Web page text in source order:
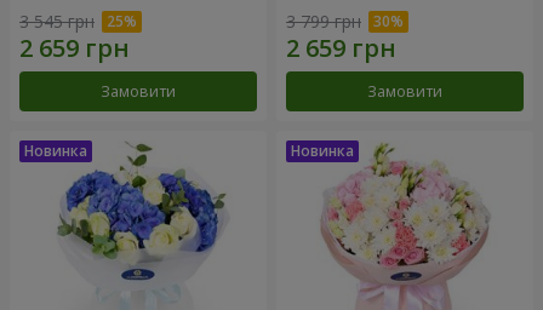
3 545 грн
Замовити
3 799 грн
Замовити